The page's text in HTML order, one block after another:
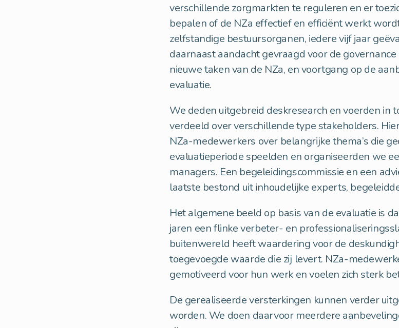
verschillende zorgmarkten te reguleren en er
bepalen of de NZa effectief en efficiënt werkt
zelfstandige bestuursorganen, iedere vijf jaar
daarnaast aandacht gevraagd voor de
nieuwe taken van de NZa, en voortgang op de
evaluatie.
We deden uitgebreid deskresearch en voerden in
verdeeld over verschillende type stakeholders.
NZa-medewerkers over belangrijke thema’s die
evaluatieperiode speelden en organiseerden we
managers. Een begeleidingscommissie en een
laatste bestond uit inhoudelijke experts,
Het algemene beeld op basis van de evaluatie is
jaren een flinke verbeter- en
buitenwereld heeft waardering voor de
toegevoegde waarde die zij levert. NZa-
gemotiveerd voor hun werk en voelen zich sterk
De gerealiseerde versterkingen kunnen verder
worden. We doen daarvoor meerdere